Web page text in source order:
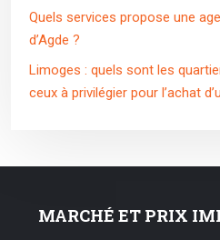
Quels services propose une
d’Agde ?
Limoges : quels sont les
ceux à privilégier pour l’achat
MARCHÉ ET PRIX